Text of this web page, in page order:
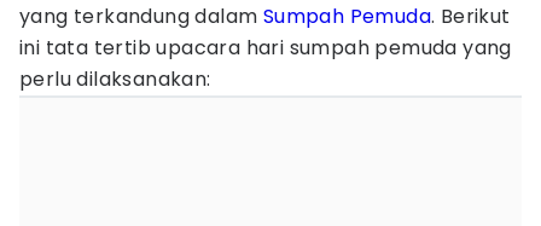
yang terkandung dalam Sumpah Pemuda. Berikut
ini tata tertib upacara hari sumpah pemuda yang
perlu dilaksanakan: